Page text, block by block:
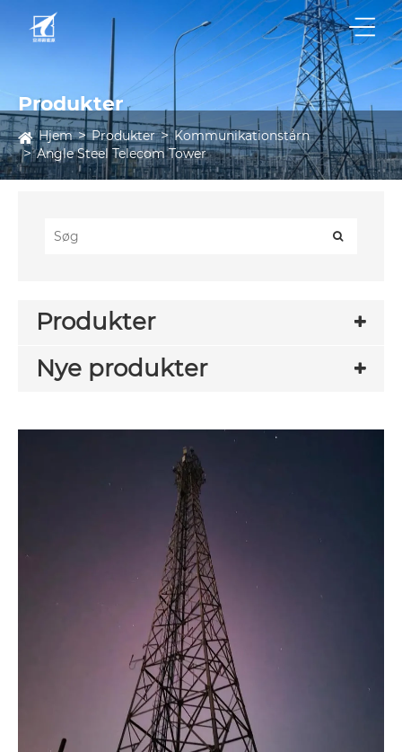
Produkter
Hjem Produkter
Kommunikationstårn
Angle Steel Telecom Tower
Produkter
Nye produkter